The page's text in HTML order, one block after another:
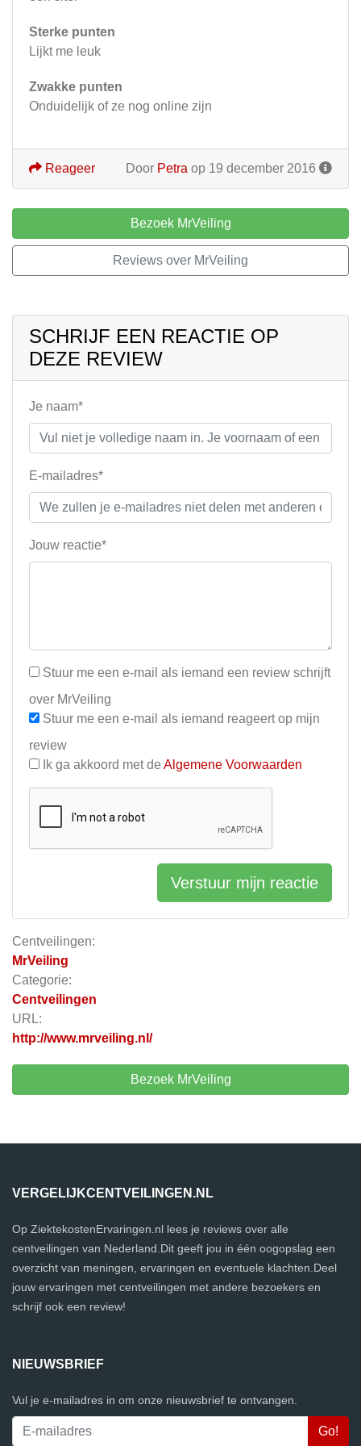
Centveilingen:
MrVeiling
Categorie:
Centveilingen
URL:
http://www.mrveiling.nl/
Bezoek MrVeiling
Sterke punten
Lijkt me leuk
Zwakke punten
Onduidelijk of ze nog online zijn
Door Petra op 19 december 2016
Reageer
Bezoek MrVeiling
Reviews over MrVeiling
SCHRIJF EEN REACTIE OP
DEZE REVIEW
Je naam*
E-mailadres*
Jouw reactie*
Stuur me een e-mail als iemand een review schrijft
over MrVeiling
Stuur me een e-mail als iemand reageert op mijn
review
Ik ga akkoord met de Algemene Voorwaarden
Verstuur mijn reactie
VERGELIJKCENTVEILINGEN.NL
Op ZiektekostenErvaringen.nl lees je reviews over alle
centveilingen van Nederland.Dit geeft jou in één oogopslag een
overzicht van meningen, ervaringen en eventuele klachten.Deel
jouw ervaringen met centveilingen met andere bezoekers en
schrijf ook een review!
NIEUWSBRIEF
Vul je e-mailadres in om onze nieuwsbrief te ontvangen.